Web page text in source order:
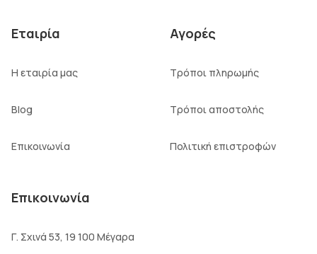
Εταιρία
Η εταιρία μας
Blog
Επικοινωνία
Αγορές
Τρόποι πληρωμής
Τρόποι αποστολής
Πολιτική επιστροφών
Επικοινωνία
Γ. Σχινά 53, 19 100 Μέγαρα